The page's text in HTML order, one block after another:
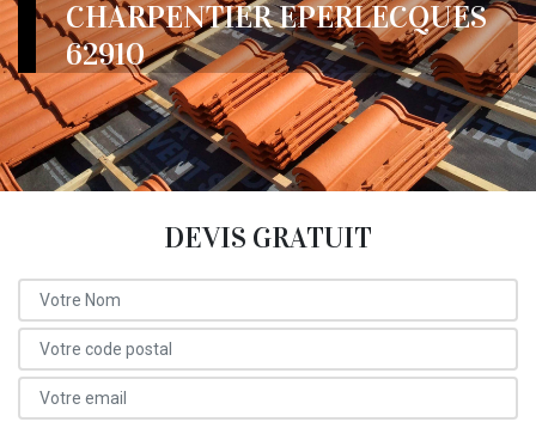
CHARPENTIER EPERLECQUES
62910
DEVIS GRATUIT